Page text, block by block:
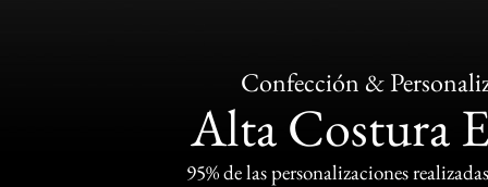
Confección &
Alta Costura
95% de las personalizaciones